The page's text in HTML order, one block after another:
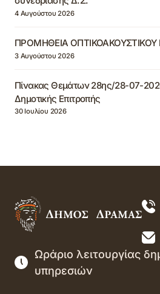
4 Αυγούστου 2026
ΠΡΟΜΗΘΕΙΑ
3 Αυγούστου 2026
Πίνακας Θεμάτων 28ης/28-07-
Δημοτικής Επιτροπής
30 Ιουλίου 2026
Ωράριο λειτουργίας
υπηρεσιών